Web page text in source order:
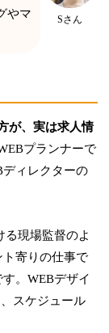
やマ
Sさん
が、実は求人情
プランナーで
ディレクターの
る現場監督のよ
ト寄りの仕事で
。WEBデザイ
スケジュール